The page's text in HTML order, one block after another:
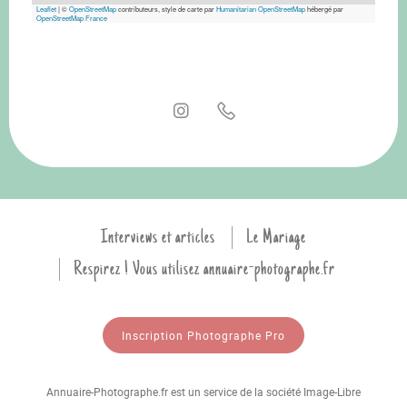
Leaflet|©OpenStreetMapcontributeurs, style de carte parHumanitarian OpenStreetMaphébergé par
OpenStreetMap France
Interviews et articles
Le Mariage
Respirez ! Vous utilisez annuaire-photographe.fr
Inscription Photographe Pro
Annuaire-Photographe.fr est un service de la société Image-Libre